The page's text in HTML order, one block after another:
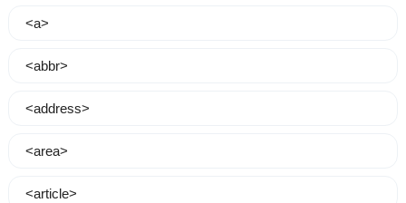
<a>
<abbr>
<address>
<area>
<article>